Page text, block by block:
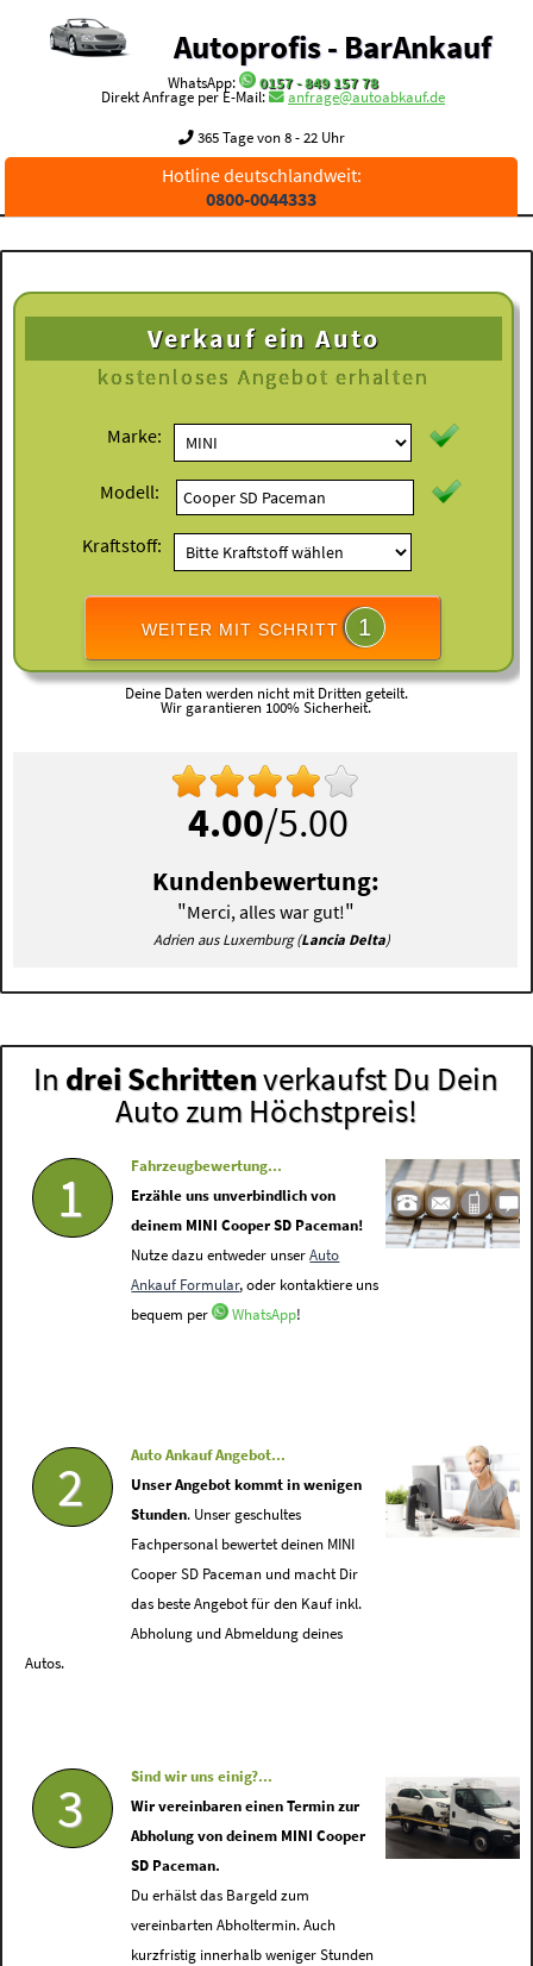
Autoprofis - BarAnkauf
WhatsApp:
0157 - 849 157 78
Direkt Anfrage per E-Mail:
anfrage@autoabkauf.de
365 Tage von 8 - 22 Uhr
Hotline deutschlandweit:
0800-0044333
Verkauf ein Auto
kostenloses Angebot erhalten
Marke:
Modell:
Kraftstoff:
WEITER MIT SCHRITT 1
Deine Daten werden nicht mit Dritten geteilt.
Wir garantieren 100% Sicherheit.
4.00/5.00
Kundenbewertung:
"Merci, alles war gut!"
Adrien aus Luxemburg (Lancia Delta)
In drei Schrittenverkaufst Du Dein
Auto zum Höchstpreis!
1
Fahrzeugbewertung...
Erzähle uns unverbindlich von
deinem MINI Cooper SD Paceman!
Nutze dazu entweder unserAuto
Ankauf Formular, oder kontaktiere uns
bequem per
WhatsApp!
2
Auto Ankauf Angebot...
Unser Angebot kommt in wenigen
Stunden. Unser geschultes
Fachpersonal bewertet deinen MINI
Cooper SD Paceman und macht Dir
das beste Angebot für den Kauf inkl.
Abholung und Abmeldung deines
Autos.
3
Sind wir uns einig?...
Wir vereinbaren einen Termin zur
Abholung von deinem MINI Cooper
SD Paceman.
Du erhälst das Bargeld zum
vereinbarten Abholtermin. Auch
kurzfristig innerhalb weniger Stunden